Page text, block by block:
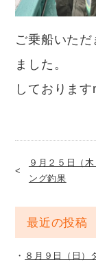
ご乗船いた
ました。
しておりま
９月２５日（
ング釣果
最近の投稿
８月９日（日）